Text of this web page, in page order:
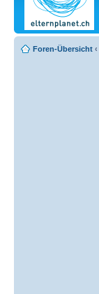
Foren-Übersicht ‹